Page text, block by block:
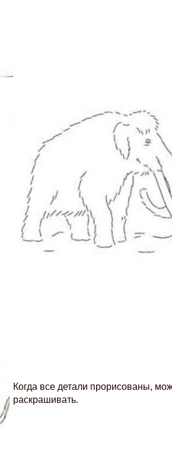
Когда все детали прорисованы,
раскрашивать.